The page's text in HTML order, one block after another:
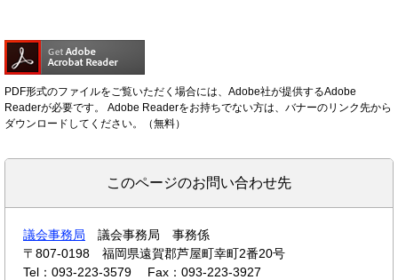
PDF形式のファイルをご覧いただく場合には、Adobe社が提供するAdobe
Readerが必要です。
Adobe Readerをお持ちでない方は、バナーのリンク先から
ダウンロードしてください。（無料）
このページのお問い合わせ先
議会事務局
議会事務局 事務係
〒807-0198
福岡県遠賀郡芦屋町幸町2番20号
Tel：093-223-3579
Fax：093-223-3927